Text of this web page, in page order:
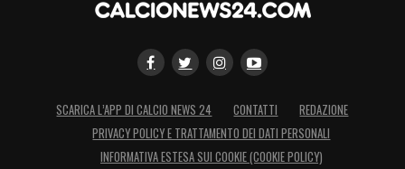
SCARICA L’APP DI CALCIO NEWS 24 CONTATTI
REDAZIONE
PRIVACY POLICY E TRATTAMENTO DEI DATI PERSONALI
INFORMATIVA ESTESA SUI COOKIE (COOKIE POLICY)